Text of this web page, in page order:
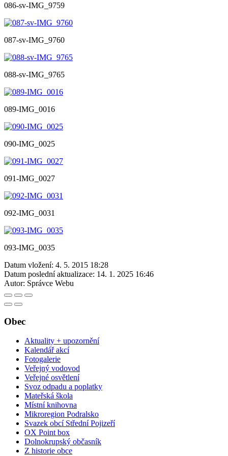
086-sv-IMG_9759
087-sv-IMG_9760
088-sv-IMG_9765
089-IMG_0016
090-IMG_0025
091-IMG_0027
092-IMG_0031
093-IMG_0035
Datum vložení: 4. 5. 2015 18:28
Datum poslední aktualizace: 14. 1. 2025 16:46
Autor: Správce Webu
Obec
Aktuality + upozornění
Kalendář akcí
Fotogalerie
Veřejný vodovod
Veřejné osvětlení
Svoz odpadu a poplatky
Mateřská škola
Místní knihovna
Mikroregion Podralsko
Svazek obcí Střední Pojizeří
OX Point box
Dolnokrupský občasník
Z historie obce